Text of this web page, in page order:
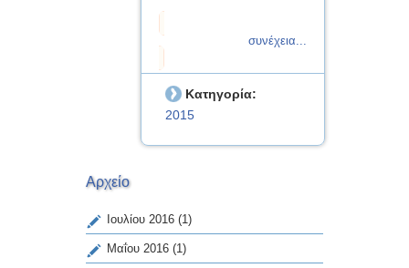
συνέχεια...
Κατηγορία:
2015
Αρχείο
Ιουλίου 2016 (1)
Μαΐου 2016 (1)